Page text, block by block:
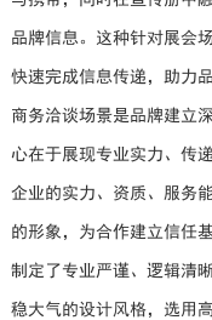
品牌信息。这种针对展会
快速完成信息传递，助力
商务洽谈场景是品牌建立
心在于展现专业实力、传
企业的实力、资质、服务
的形象，为合作建立信任
制定了专业严谨、逻辑清
稳大气的设计风格，选用